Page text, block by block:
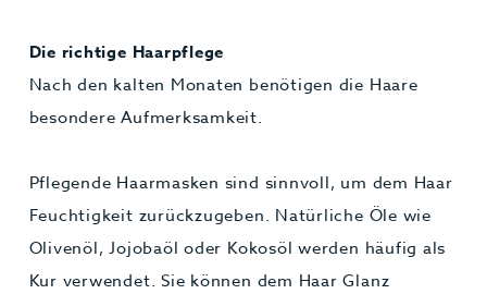
Die richtige Haarpflege
Nach den kalten Monaten benötigen die Haare
besondere Aufmerksamkeit.
Pflegende Haarmasken sind sinnvoll, um dem Haar
Feuchtigkeit zurückzugeben. Natürliche Öle wie
Olivenöl, Jojobaöl oder Kokosöl werden häufig als
Kur verwendet. Sie können dem Haar Glanz